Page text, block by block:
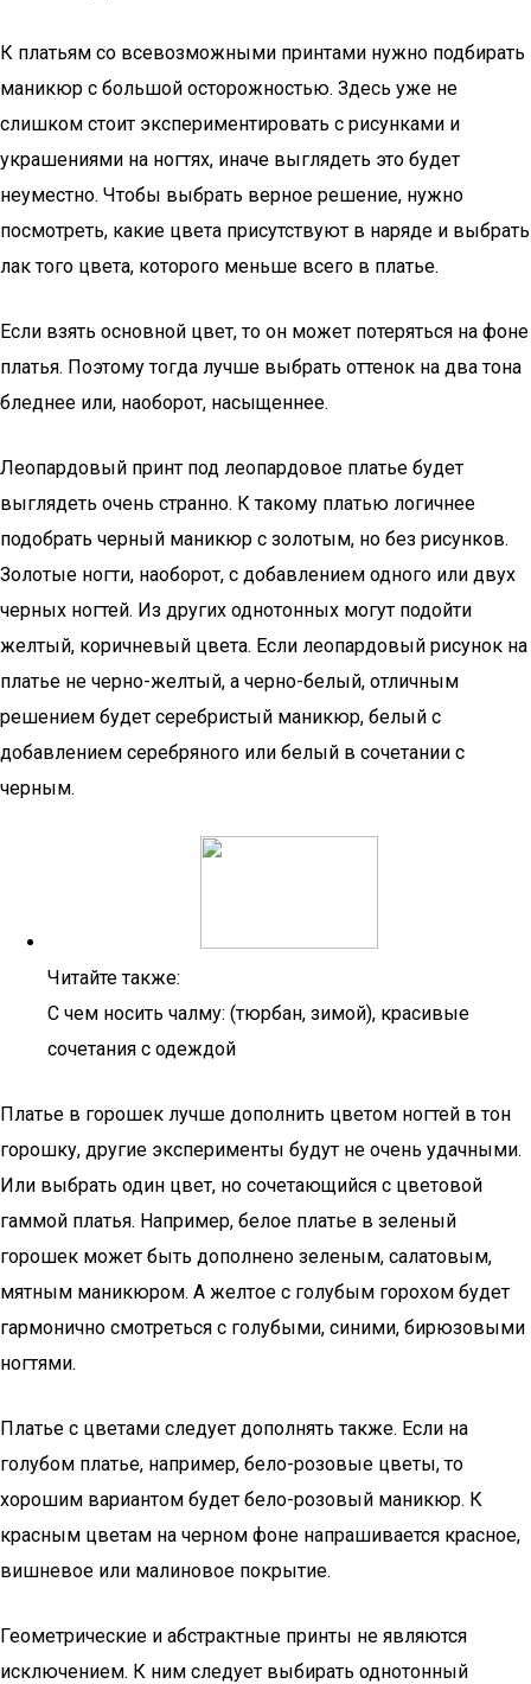
К платьям со всевозможными принтами нужно подбирать
маникюр с большой осторожностью. Здесь уже не
слишком стоит экспериментировать с рисунками и
украшениями на ногтях, иначе выглядеть это будет
неуместно. Чтобы выбрать верное решение, нужно
посмотреть, какие цвета присутствуют в наряде и выбрать
лак того цвета, которого меньше всего в платье.
Если взять основной цвет, то он может потеряться на фоне
платья. Поэтому тогда лучше выбрать оттенок на два тона
бледнее или, наоборот, насыщеннее.
Леопардовый принт под леопардовое платье будет
выглядеть очень странно. К такому платью логичнее
подобрать черный маникюр с золотым, но без рисунков.
Золотые ногти, наоборот, с добавлением одного или двух
черных ногтей. Из других однотонных могут подойти
желтый, коричневый цвета. Если леопардовый рисунок на
платье не черно-желтый, а черно-белый, отличным
решением будет серебристый маникюр, белый с
добавлением серебряного или белый в сочетании с
черным.
Читайте также:
С чем носить чалму: (тюрбан, зимой), красивые
сочетания с одеждой
Платье в горошек лучше дополнить цветом ногтей в тон
горошку, другие эксперименты будут не очень удачными.
Или выбрать один цвет, но сочетающийся с цветовой
гаммой платья. Например, белое платье в зеленый
горошек может быть дополнено зеленым, салатовым,
мятным маникюром. А желтое с голубым горохом будет
гармонично смотреться с голубыми, синими, бирюзовыми
ногтями.
Платье с цветами следует дополнять также. Если на
голубом платье, например, бело-розовые цветы, то
хорошим вариантом будет бело-розовый маникюр. К
красным цветам на черном фоне напрашивается красное,
вишневое или малиновое покрытие.
Геометрические и абстрактные принты не являются
исключением. К ним следует выбирать однотонный